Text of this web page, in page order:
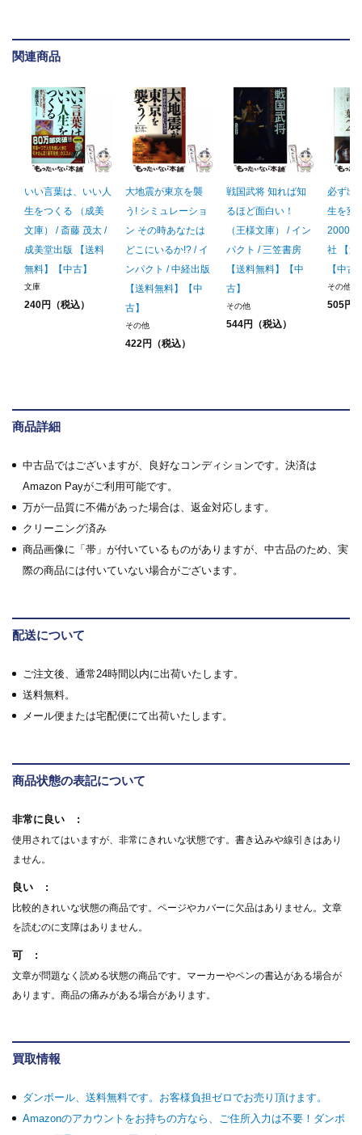
関連商品
いい言葉は、いい人
生をつくる （成美
文庫） / 斎藤 茂太 /
成美堂出版 【送料
無料】【中古】
文庫
240円（税込）
大地震が東京を襲
う! シミュレーショ
ン その時あなたは
どこにいるか!? / イ
ンパクト / 中経出版
【送料無料】【中
古】
その他
422円（税込）
戦国武将 知れば知
るほど面白い！
（王様文庫） / イン
パクト / 三笠書房
【送料無料】【中
古】
その他
544円（税込）
必ず出
生を変
2000 /
社 【送
【中古
その他
505円
商品詳細
中古品ではございますが、良好なコンディションです。決済は
Amazon Payがご利用可能です。
万が一品質に不備があった場合は、返金対応します。
クリーニング済み
商品画像に「帯」が付いているものがありますが、中古品のため、実
際の商品には付いていない場合がございます。
配送について
ご注文後、通常24時間以内に出荷いたします。
送料無料。
メール便または宅配便にて出荷いたします。
商品状態の表記について
非常に良い
使用されてはいますが、非常にきれいな状態です。書き込みや線引きはあり
ません。
良い
比較的きれいな状態の商品です。ページやカバーに欠品はありません。文章
を読むのに支障はありません。
可
文章が問題なく読める状態の商品です。マーカーやペンの書込がある場合が
あります。商品の痛みがある場合があります。
買取情報
ダンボール、送料無料です。お客様負担ゼロでお売り頂けます。
Amazonのアカウントをお持ちの方なら、ご住所入力は不要！ダンボ